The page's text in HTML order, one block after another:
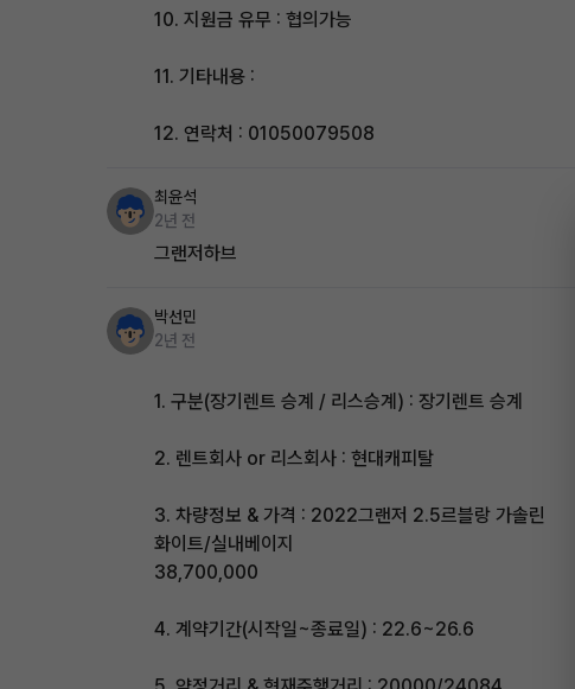
10. 지원금 유무 : 협의가능
11. 기타내용 :
12. 연락처 : 01050079508
최윤석
2년 전
그랜저하브
박선민
2년 전
1. 구분(장기렌트 승계 / 리스승계) : 장기렌트 승계
2. 렌트회사 or 리스회사 : 현대캐피탈
3. 차량정보 & 가격 : 2022그랜저 2.5르블랑 가솔린
화이트/실내베이지
38,700,000
4. 계약기간(시작일~종료일) : 22.6~26.6